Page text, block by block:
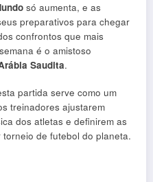
só aumenta, e as
preparativos para chegar
confrontos que mais
é o amistoso
Saudita.
partida serve como um
treinadores ajustarem
dos atletas e definirem as
de futebol do planeta.